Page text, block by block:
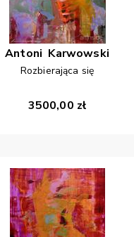
Antoni Karwowski
Rozbierająca się
3500,00 zł